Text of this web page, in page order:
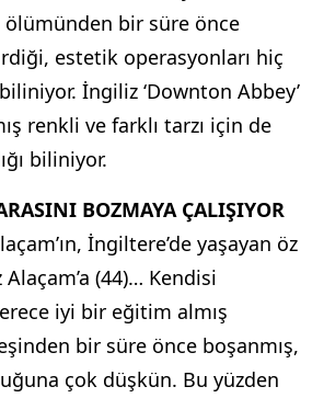
ölümünden bir süre önce
estetik operasyonları hiç
İngiliz ‘Downton Abbey’
renkli ve farklı tarzı için de
biliniyor.
BOZMAYA ÇALIŞIYOR
İngiltere’de yaşayan öz
(44)… Kendisi
iyi bir eğitim almış
bir süre önce boşanmış,
çok düşkün. Bu yüzden